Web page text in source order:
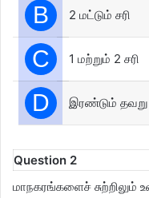
B 2 மட்டும் சரி
C 1 மற்றும் 2 சரி
D இரண்டும் தவறு
Question 2
மாநகரங்களைச் சுற்றிலும்